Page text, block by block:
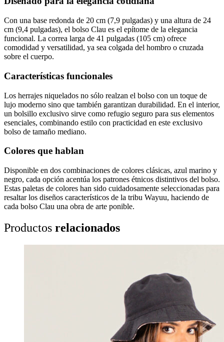
Con una base redonda de 20 cm (7,9 pulgadas) y una altura de 24
cm (9,4 pulgadas), el bolso Clau es el epítome de la elegancia
funcional. La correa larga de 41 pulgadas (105 cm) ofrece
comodidad y versatilidad, ya sea colgada del hombro o cruzada
sobre el cuerpo.
Características funcionales
Los herrajes niquelados no sólo realzan el bolso con un toque de
lujo moderno sino que también garantizan durabilidad. En el interior,
un bolsillo exclusivo sirve como refugio seguro para sus elementos
esenciales, combinando estilo con practicidad en este exclusivo
bolso de tamaño mediano.
Colores que hablan
Disponible en dos combinaciones de colores clásicas, azul marino y
negro, cada opción acentúa los patrones étnicos distintivos del bolso.
Estas paletas de colores han sido cuidadosamente seleccionadas para
resaltar los diseños característicos de la tribu Wayuu, haciendo de
cada bolso Clau una obra de arte ponible.
Productos relacionados